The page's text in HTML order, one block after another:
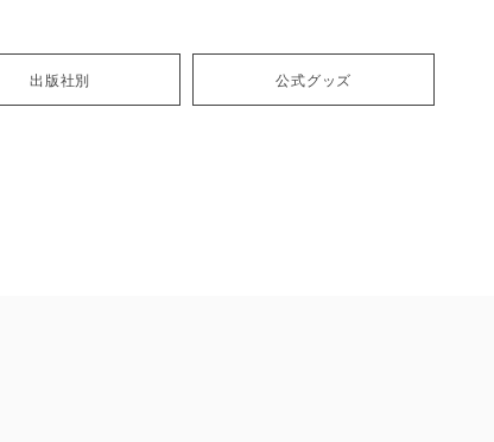
出版社別 公式グッズ